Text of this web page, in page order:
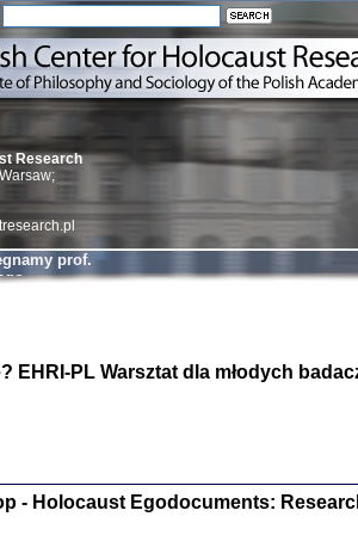
Znowu
Dzienniki i
Binder Elza
Wagner Rózia
oprac.
Research
prof.
EHRI-PL Warsztat dla młodych
- Holocaust Egodocuments: